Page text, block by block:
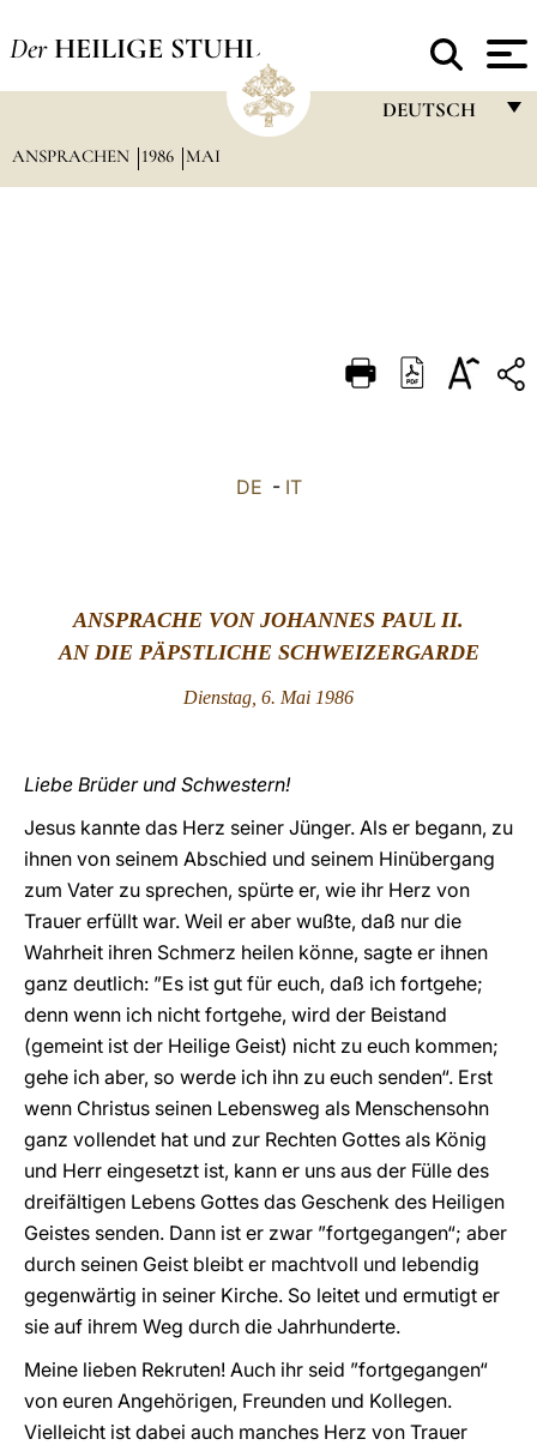
Der HEILIGE STUHL
DEUTSCH
DEUTSCH
ANSPRACHEN 1986 MAI
DE - IT
ANSPRACHE VON JOHANNES PAUL II.
AN DIE PÄPSTLICHE SCHWEIZERGARDE
Dienstag , 6. Mai 1986
Liebe Brüder und Schwestern!
Jesus kannte das Herz seiner Jünger. Als er begann, zu
ihnen von seinem Abschied und seinem Hinübergang
zum Vater zu sprechen, spürte er, wie ihr Herz von
Trauer erfüllt war. Weil er aber wußte, daß nur die
Wahrheit ihren Schmerz heilen könne, sagte er ihnen
ganz deutlich: ”Es ist gut für euch, daß ich fortgehe;
denn wenn ich nicht fortgehe, wird der Beistand
(gemeint ist der Heilige Geist) nicht zu euch kommen;
gehe ich aber, so werde ich ihn zu euch senden“. Erst
wenn Christus seinen Lebensweg als Menschensohn
ganz vollendet hat und zur Rechten Gottes als König
und Herr eingesetzt ist, kann er uns aus der Fülle des
dreifältigen Lebens Gottes das Geschenk des Heiligen
Geistes senden. Dann ist er zwar ”fortgegangen“; aber
durch seinen Geist bleibt er machtvoll und lebendig
gegenwärtig in seiner Kirche. So leitet und ermutigt er
sie auf ihrem Weg durch die Jahrhunderte.
Meine lieben Rekruten! Auch ihr seid ”fortgegangen“
von euren Angehörigen, Freunden und Kollegen.
Vielleicht ist dabei auch manches Herz von Trauer